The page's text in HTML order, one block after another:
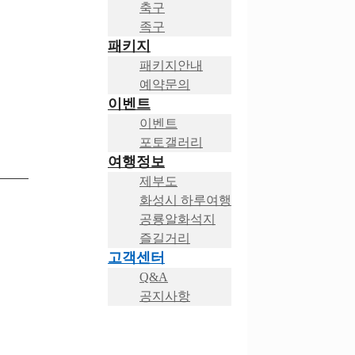
축구
족구
패키지
패키지안내
예약문의
이벤트
이벤트
포토갤러리
여행정보
제부도
화성시 하루여행
공룡알화석지
즐길거리
고객센터
Q&A
공지사항